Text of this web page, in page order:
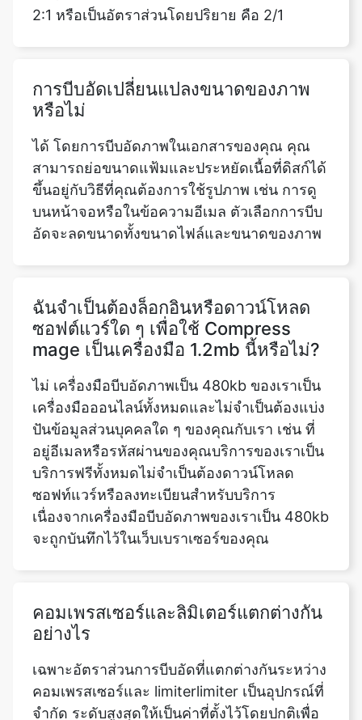
ได้ โดยการบีบอัดภาพในเอกสารของคุณ คุณ
สามารถย่อขนาดแฟ้มและประหยัดเนื้อที่ดิสก์ได้
ขึ้นอยู่กับวิธีที่คุณต้องการใช้รูปภาพ เช่น การดู
บนหน้าจอหรือในข้อความอีเมล ตัวเลือกการบีบ
อัดจะลดขนาดทั้งขนาดไฟล์และขนาดของภาพ
mage เป็นเครื่องมือ 1.2mb นี้หรือไม่?
ไม่ เครื่องมือบีบอัดภาพเป็น 480kb ของเราเป็น
เครื่องมือออนไลน์ทั้งหมดและไม่จำเป็นต้องแบ่ง
ปันข้อมูลส่วนบุคคลใด ๆ ของคุณกับเรา เช่น ที่
อยู่อีเมลหรือรหัสผ่านของคุณบริการของเราเป็น
บริการฟรีทั้งหมดไม่จำเป็นต้องดาวน์โหลด
ซอฟท์แวร์หรือลงทะเบียนสำหรับบริการ
เนื่องจากเครื่องมือบีบอัดภาพของเราเป็น 480kb
จะถูกบันทึกไว้ในเว็บเบราเซอร์ของคุณ
เฉพาะอัตราส่วนการบีบอัดที่แตกต่างกันระหว่าง
คอมเพรสเซอร์และ limiterlimiter เป็นอุปกรณ์ที่
จำกัด ระดับสูงสุดให้เป็นค่าที่ตั้งไว้โดยปกติเพื่อ
หลีกเลี่ยงการบรรทุกเกินพิกัดคอมเพรสเซอร์เมื่อ
เทียบกับลิมิเตอร์ถูกใช้สำหรับการควบคุมแบบ